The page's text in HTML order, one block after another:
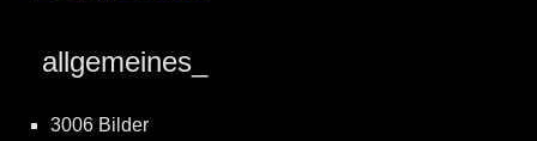
allgemeines_
3006 Bilder